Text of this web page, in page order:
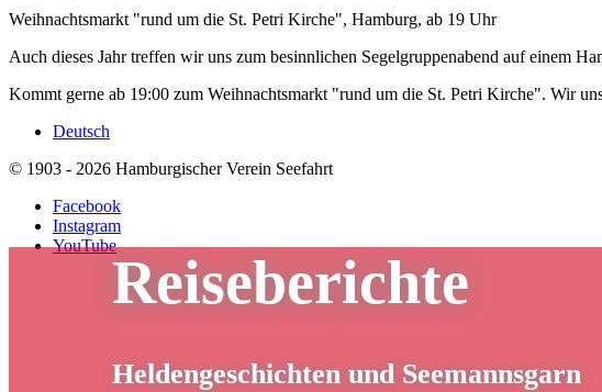
Reiseberichte
Heldengeschichten und Seemannsgarn
Weihnachtsmarkt "rund um die St. Petri Kirche", Hamburg, ab 19 Uhr
Auch dieses Jahr treffen wir uns zum besinnlichen Segelgruppenabend auf einem
Kommt gerne ab 19:00 zum Weihnachtsmarkt "rund um die St. Petri Kirche". Wir
Deutsch
© 1903 - 2026 Hamburgischer Verein Seefahrt
Facebook
Instagram
YouTube